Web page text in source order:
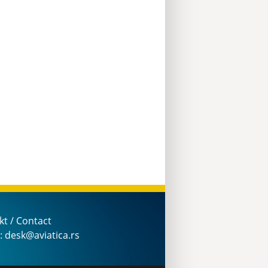
/ Contact
desk@aviatica.rs